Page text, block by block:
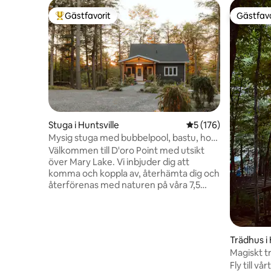
Populär gästfavorit
Gästfavorit
Stuga i Huntsville 5 av 5 i
5 (176)
Mysig stuga med bubbelpool, bastu, hot
yoga studio.
Välkommen till D'oro Point med utsikt
över Mary Lake. Vi inbjuder dig att
komma och koppla av, återhämta dig och
återförenas med naturen på våra 7,5
Trädhus i
Magiskt
husdjur
Fly till